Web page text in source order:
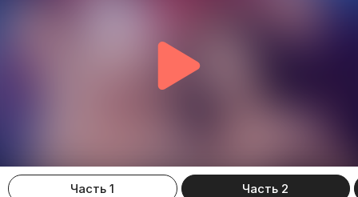
Часть 1 Часть 2